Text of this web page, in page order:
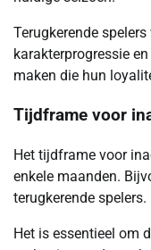
Terugkerende
karakterprogressie
maken die hun
Tijdframe voor
Het tijdframe voor
enkele maanden.
terugkerende spelers.
Het is essentieel om